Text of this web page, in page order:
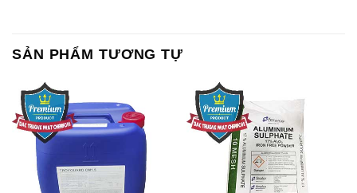
SẢN PHẨM TƯƠNG TỰ